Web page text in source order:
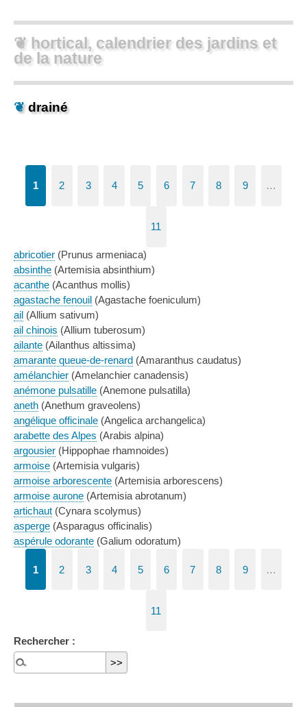
❦ hortical, calendrier des jardins et
de la nature
❦drainé
1 2 3 4 5 6 7 8 9 …
11
abricotier (Prunus armeniaca)
absinthe (Artemisia absinthium)
acanthe (Acanthus mollis)
agastache fenouil (Agastache foeniculum)
ail (Allium sativum)
ail chinois (Allium tuberosum)
ailante (Ailanthus altissima)
amarante queue-de-renard (Amaranthus caudatus)
amélanchier (Amelanchier canadensis)
anémone pulsatille (Anemone pulsatilla)
aneth (Anethum graveolens)
angélique officinale (Angelica archangelica)
arabette des Alpes (Arabis alpina)
argousier (Hippophae rhamnoides)
armoise (Artemisia vulgaris)
armoise arborescente (Artemisia arborescens)
armoise aurone (Artemisia abrotanum)
artichaut (Cynara scolymus)
asperge (Asparagus officinalis)
aspérule odorante (Galium odoratum)
1 2 3 4 5 6 7 8 9 …
11
Rechercher :